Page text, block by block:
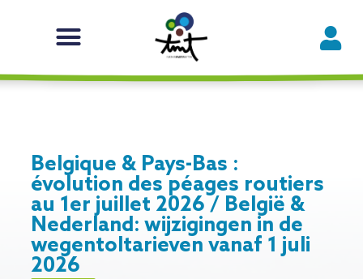
Belgique & Pays-Bas :
évolution des péages routiers
au 1er juillet 2026 / België &
Nederland: wijzigingen in de
wegentoltarieven vanaf 1 juli
2026